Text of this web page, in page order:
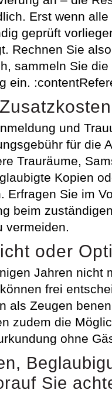
Erst wenn
geprüft
Rechnen Sie
sammeln Sie
ein.
und
für die
Trauräume,
Kopien
Erfragen Sie im
beim
vermeiden.
oder
Jahren nicht
frei
als Zeugen
zudem die
ohne
Sie